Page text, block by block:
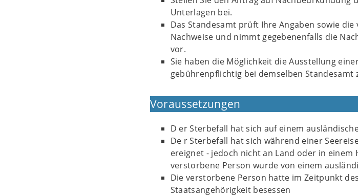
Unterlagen bei.
Das Standesamt prüft Ihre Angaben sowie
Nachweise und nimmt gegebenenfalls die
vor.
Sie haben die Möglichkeit die Ausstellung
gebührenpflichtig bei demselben Standesamt
Voraussetzungen
D er Sterbefall hat sich auf einem
De r Sterbefall hat sich während einer
ereignet - jedoch nicht an Land oder in einem
verstorbene Person wurde von einem
Die verstorbene Person hatte im Zeitpunkt
Staatsangehörigkeit besessen